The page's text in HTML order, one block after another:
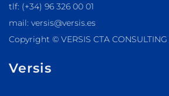
tlf: (+34) 96 326 00 01
mail: versis@versis.es
Copyright © VERSIS CTA
Versis